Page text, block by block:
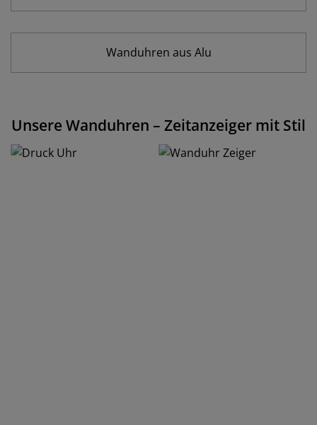
Wanduhren aus Alu
Unsere Wanduhren – Zeitanzeiger mit Stil